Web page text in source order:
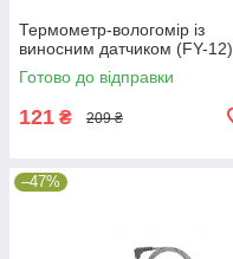
Термометр-вологомір із
виносним датчиком (FY-12)
Готово до відправки
121 ₴ 209 ₴
–47%